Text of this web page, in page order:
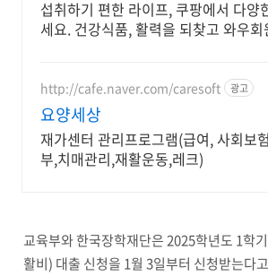
섭취하기 편한 라이프, 쿠팡에서 다양
세요. 건강식품, 활력을 되찾고 와우
http://cafe.naver.com/caresoft 광고
요양세상
재가센터 관리프로그램(급여, 사회보
부,치매관리,재활운동,레크)
교육부와 한국장학재단은 2025학년도 1학
활비) 대출 신청을 1월 3일부터 신청받는다